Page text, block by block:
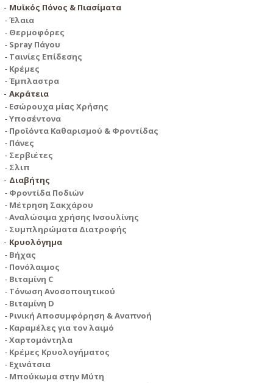
Μυϊκός Πόνος & Πιασίματα
Έλαια
Θερμοφόρες
Spray Πάγου
Ταινίες Επίδεσης
Κρέμες
Έμπλαστρα
Ακράτεια
Εσώρουχα μίας Χρήσης
Υποσέντονα
Προϊόντα Καθαρισμού & Φροντίδας
Πάνες
Σερβιέτες
Σλιπ
Διαβήτης
Φροντίδα Ποδιών
Μέτρηση Σακχάρου
Αναλώσιμα χρήσης Ινσουλίνης
Συμπληρώματα Διατροφής
Κρυολόγημα
Βήχας
Πονόλαιμος
Βιταμίνη C
Τόνωση Ανοσοποιητικού
Βιταμίνη D
Ρινική Αποσυμφόρηση & Αναπνοή
Καραμέλες για τον λαιμό
Χαρτομάντηλα
Κρέμες Κρυολογήματος
Εχινάτσια
Μπούκωμα στην Μύτη